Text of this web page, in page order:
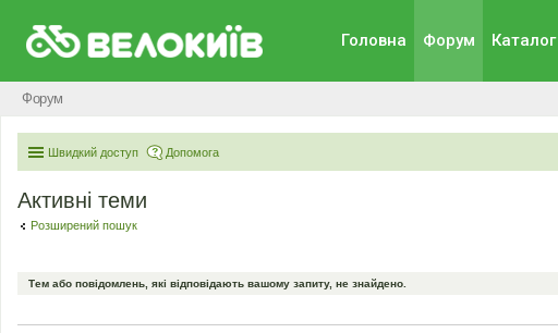
Головна Форум Каталог
Форум
Швидкий доступ Допомога
Активні теми
Розширений пошук
Тем або повідомлень, які відповідають вашому запиту, не знайдено.